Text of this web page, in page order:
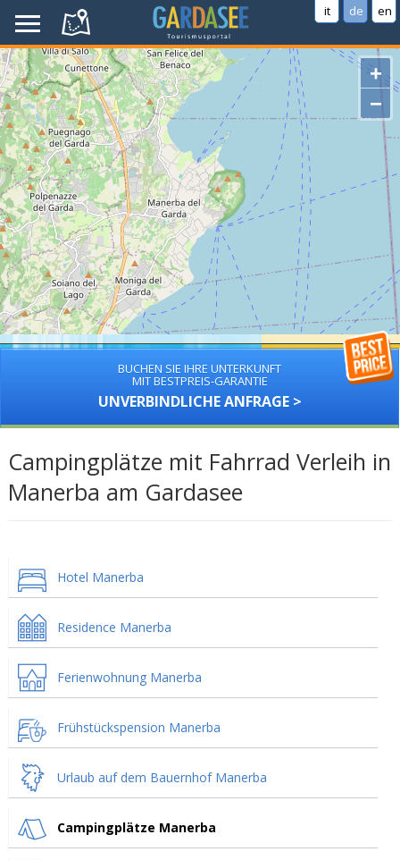
it de en
+
−
BUCHEN SIE IHRE UNTERKUNFT
MIT BESTPREIS-GARANTIE
UNVERBINDLICHE ANFRAGE >
Campingplätze mit Fahrrad Verleih in
Manerba am Gardasee
Hotel Manerba
Residence Manerba
Ferienwohnung Manerba
Frühstückspension Manerba
Urlaub auf dem Bauernhof Manerba
Campingplätze Manerba